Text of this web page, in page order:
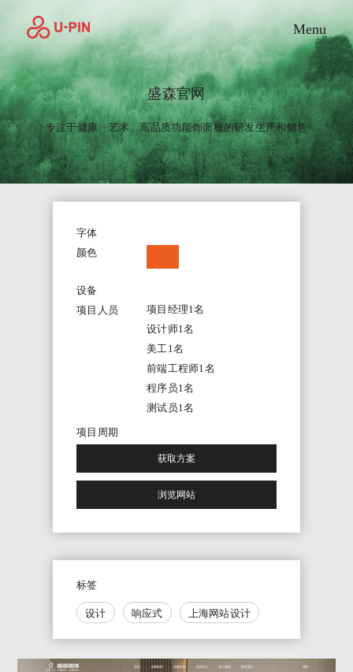
Toggle
Menu
盛森官网
专注于健康、艺术、高品质功能饰面板的研发生产和销售
字体
颜色
设备
项目人员
项目经理1名
设计师1名
美工1名
前端工程师1名
程序员1名
测试员1名
项目周期
获取方案
浏览网站
标签
设计 响应式 上海网站设计